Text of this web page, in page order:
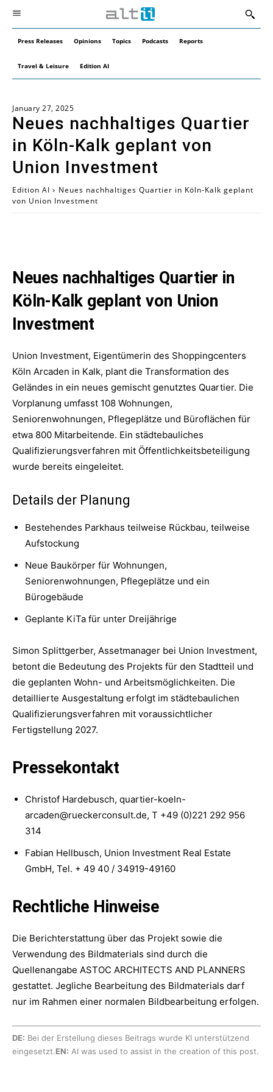
Press Releases Opinions Topics Podcasts Reports
Travel & Leisure Edition AI
January 27, 2025
Neues nachhaltiges Quartier
in Köln-Kalk geplant von
Union Investment
Edition AI
Neues nachhaltiges Quartier in Köln-Kalk geplant
von Union Investment
Neues nachhaltiges Quartier in
Köln-Kalk geplant von Union
Investment
Union Investment, Eigentümerin des Shoppingcenters
Köln Arcaden in Kalk, plant die Transformation des
Geländes in ein neues gemischt genutztes Quartier. Die
Vorplanung umfasst 108 Wohnungen,
Seniorenwohnungen, Pflegeplätze und Büroflächen für
etwa 800 Mitarbeitende. Ein städtebauliches
Qualifizierungsverfahren mit Öffentlichkeitsbeteiligung
wurde bereits eingeleitet.
Details der Planung
Bestehendes Parkhaus teilweise Rückbau, teilweise
Aufstockung
Neue Baukörper für Wohnungen,
Seniorenwohnungen, Pflegeplätze und ein
Bürogebäude
Geplante KiTa für unter Dreijährige
Simon Splittgerber, Assetmanager bei Union Investment,
betont die Bedeutung des Projekts für den Stadtteil und
die geplanten Wohn- und Arbeitsmöglichkeiten. Die
detaillierte Ausgestaltung erfolgt im städtebaulichen
Qualifizierungsverfahren mit voraussichtlicher
Fertigstellung 2027.
Pressekontakt
Christof Hardebusch, quartier-koeln-
arcaden@rueckerconsult.de, T +49 (0)221 292 956
314
Fabian Hellbusch, Union Investment Real Estate
GmbH, Tel. + 49 40 / 34919-49160
Rechtliche Hinweise
Die Berichterstattung über das Projekt sowie die
Verwendung des Bildmaterials sind durch die
Quellenangabe ASTOC ARCHITECTS AND PLANNERS
gestattet. Jegliche Bearbeitung des Bildmaterials darf
nur im Rahmen einer normalen Bildbearbeitung erfolgen.
DE: Bei der Erstellung dieses Beitrags wurde KI unterstützend
eingesetzt.EN: AI was used to assist in the creation of this post.